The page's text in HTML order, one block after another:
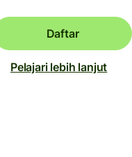
Daftar
Pelajari lebih lanjut